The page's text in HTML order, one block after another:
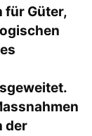
für Güter,
der